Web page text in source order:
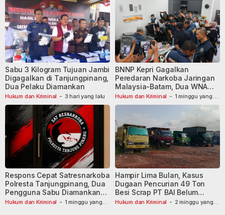
Hukum dan Kriminal - 3 hari yang lalu
Sabu 3 Kilogram Tujuan Jambi
Digagalkan di Tanjungpinang,
Dua Pelaku Diamankan
Hukum dan Kriminal - 1 minggu yang
BNNP Kepri Gagalkan
Peredaran Narkoba Jaringan
Malaysia-Batam, Dua WNA
Masih Diburu
Hukum dan Kriminal - 1 minggu yang
Respons Cepat Satresnarkoba
Polresta Tanjungpinang, Dua
Pengguna Sabu Diamankan
Usai Dilaporkan ke Call Center
Hukum dan Kriminal - 2 minggu yang
Hampir Lima Bulan, Kasus
Dugaan Pencurian 49 Ton
Besi Scrap PT BAI Belum
Tetapkan Tersangka